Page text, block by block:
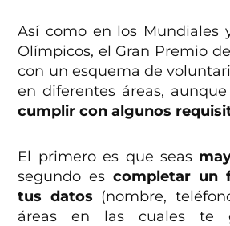
Así como en los Mundiales
Olímpicos, el Gran Premio
con un esquema de
en diferentes áreas,
cumplir con algunos
El primero es que seas
segundo escompletar un
tus datos (nombre,
áreas en las cuales te